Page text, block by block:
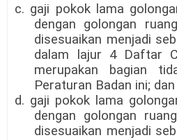
c. gaji pokok lama
dengan golongan
disesuaikan menjadi
dalam lajur 4 Daftar
merupakan bagian
Peraturan Badan ini; dan
d. gaji pokok lama
dengan golongan
disesuaikan menjadi